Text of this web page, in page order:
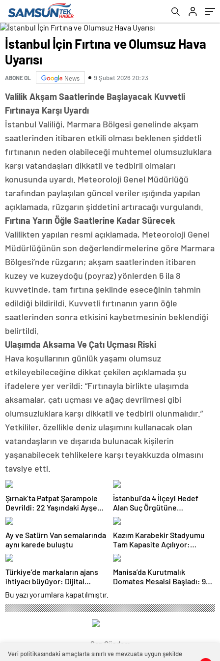
İstanbul İçin Fırtına ve Olumsuz Hava
Uyarısı
ABONE OL News 9 Şubat 2026 20:23
Valilik Akşam Saatlerinde Başlayacak Kuvvetli
Fırtınaya Karşı Uyardı
İstanbul Valiliği, Marmara Bölgesi genelinde akşam
saatlerinden itibaren etkili olması beklenen şiddetli
fırtınanın neden olabileceği muhtemel olumsuzluklara
karşı vatandaşları dikkatli ve tedbirli olmaları
konusunda uyardı. Meteoroloji Genel Müdürlüğü
tarafından paylaşılan güncel veriler ışığında yapılan
açıklamada, rüzgarın şiddetini artıracağı vurgulandı.
Fırtına Yarın Öğle Saatlerine Kadar Sürecek
Valilikten yapılan resmi açıklamada, Meteoroloji Genel
Müdürlüğünün son değerlendirmelerine göre Marmara
Bölgesi’nde rüzgarın; akşam saatlerinden itibaren
kuzey ve kuzeydoğu (poyraz) yönlerden 6 ila 8
kuvvetinde, tam fırtına şeklinde eseceğinin tahmin
edildiği bildirildi. Kuvvetli fırtınanın yarın öğle
saatlerinden sonra etkisini kaybetmesinin beklendiği
belirtildi.
Ulaşımda Aksama Ve Çatı Uçması Riski
Hava koşullarının günlük yaşamı olumsuz
etkileyebileceğine dikkat çekilen açıklamada şu
ifadelere yer verildi: “Fırtınayla birlikte ulaşımda
aksamalar, çatı uçması ve ağaç devrilmesi gibi
olumsuzluklara karşı dikkatli ve tedbirli olunmalıdır.”
Yetkililer, özellikle deniz ulaşımını kullanacak olan
vatandaşların ve dışarıda bulunacak kişilerin
yaşanabilecek tehlikelere karşı teyakkuzda olmasını
tavsiye etti.
Şırnak’ta Patpat Şarampole
Devrildi: 22 Yaşındaki Ayşe
Ece Hayatını Kaybetti, 3 Yaralı
İstanbul’da 4 İlçeyi Hedef
Alan Suç Örgütüne
Operasyon: 7 Gözaltı
Ay ve Satürn Van semalarında
aynı karede buluştu
Kazım Karabekir Stadyumu
Tam Kapasite Açılıyor:
Erzurumspor’un İlk Konuğu
Galatasaray
Türkiye’de markaların ajans
ihtiyacı büyüyor: Dijital
reklam yatırımları 158 milyar
TL’yi aştı
Manisa’da Kurutmalık
Domates Mesaisi Başladı: 91
Bu yazı yorumlara kapatılmıştır.
Son Gündem
Veri politikasındaki amaçlarla sınırlı ve mevzuata uygun şekilde